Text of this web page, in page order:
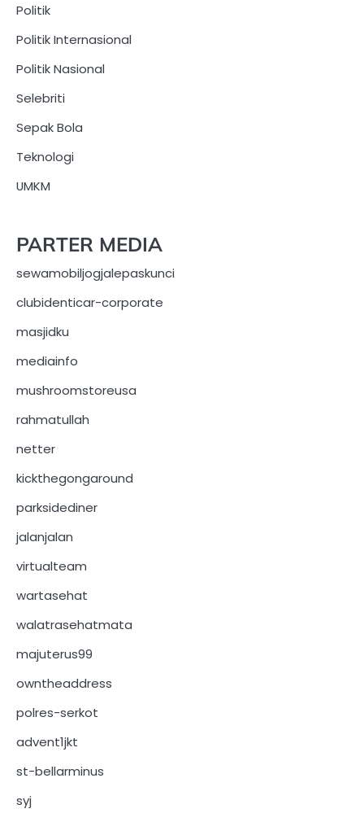
Politik
Politik Internasional
Politik Nasional
Selebriti
Sepak Bola
Teknologi
UMKM
PARTER MEDIA
sewamobiljogjalepaskunci
clubidenticar-corporate
masjidku
mediainfo
mushroomstoreusa
rahmatullah
netter
kickthegongaround
parksidediner
jalanjalan
virtualteam
wartasehat
walatrasehatmata
majuterus99
owntheaddress
polres-serkot
advent1jkt
st-bellarminus
syj